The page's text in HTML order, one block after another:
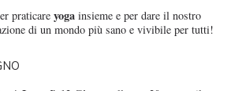
praticareyoga insieme e per dare il nostro
di un mondo più sano e vivibile per tutti!